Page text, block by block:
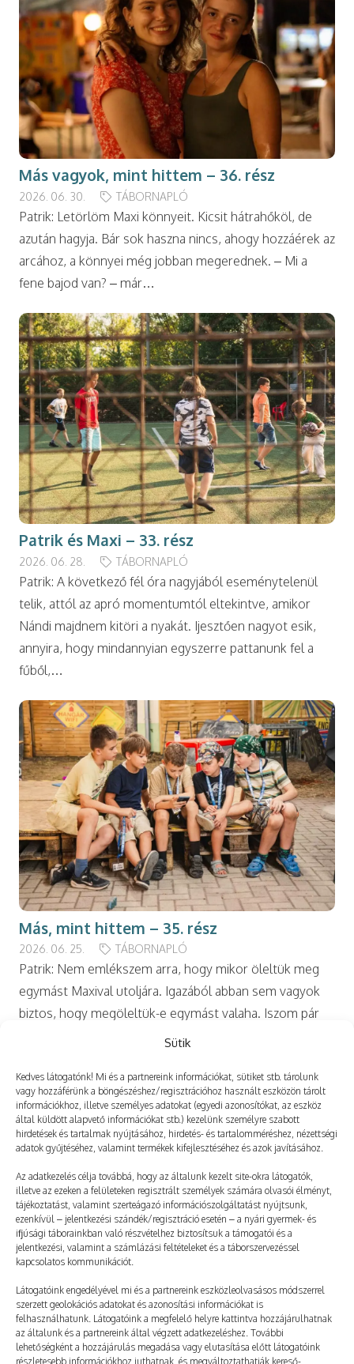
Sütik
Kedves látogatónk! Mi és a partnereink információkat, sütiket stb. tárolunk
vagy hozzáférünk a böngészéshez/regisztrációhoz használt eszközön tárolt
információkhoz, illetve személyes adatokat (egyedi azonosítókat, az eszköz
által küldött alapvető információkat stb.) kezelünk személyre szabott
hirdetések és tartalmak nyújtásához, hirdetés- és tartalomméréshez, nézettségi
adatok gyűjtéséhez, valamint termékek kifejlesztéséhez és azok javításához.
Az adatkezelés célja továbbá, hogy az általunk kezelt site-okra látogatók,
illetve az ezeken a felületeken regisztrált személyek számára olvasói élményt,
tájékoztatást, valamint szerteágazó információszolgáltatást nyújtsunk,
ezenkívül – jelentkezési szándék/regisztráció esetén – a nyári gyermek- és
ifjúsági táborainkban való részvételhez biztosítsuk a támogatói és a
jelentkezési, valamint a számlázási feltételeket és a táborszervezéssel
kapcsolatos kommunikációt.
Látogatóink engedélyével mi és a partnereink eszközleolvasásos módszerrel
szerzett geolokációs adatokat és azonosítási információkat is
felhasználhatunk. Látogatóink a megfelelő helyre kattintva hozzájárulhatnak
az általunk és a partnereink által végzett adatkezeléshez. További
lehetőségként a hozzájárulás megadása vagy elutasítása előtt látogatóink
részletesebb információkhoz juthatnak, és megváltoztathatják kereső-
Más vagyok, mint hittem – 36. rész
2026. 06. 30. TÁBORNAPLÓ
Patrik: Letörlöm Maxi könnyeit. Kicsit hátrahőköl, de
azután hagyja. Bár sok haszna nincs, ahogy hozzáérek az
arcához, a könnyei még jobban megerednek. – Mi a
fene bajod van? – már…
Patrik és Maxi – 33. rész
2026. 06. 28. TÁBORNAPLÓ
Patrik: A következő fél óra nagyjából eseménytelenül
telik, attól az apró momentumtól eltekintve, amikor
Nándi majdnem kitöri a nyakát. Ijesztően nagyot esik,
annyira, hogy mindannyian egyszerre pattanunk fel a
fűből,…
Más, mint hittem – 35. rész
2026. 06. 25. TÁBORNAPLÓ
Patrik: Nem emlékszem arra, hogy mikor öleltük meg
egymást Maxival utoljára. Igazából abban sem vagyok
biztos, hogy megöleltük-e egymást valaha. Iszom pár
kortyot a vízből, majd a homlokomhoz szorítom a…
A testvérem – 34. rész
2026. 06. 20. TÁBORNAPLÓ
Patrik: Maxi szemében őszinte aggodalmat látok, amiből
rögtön sejtem, hogy tényleg szarul nézhetek ki. – Nyugi